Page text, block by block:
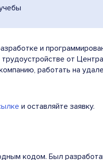
и
от
работать на
и оставляйте заявку.
кодом. Был